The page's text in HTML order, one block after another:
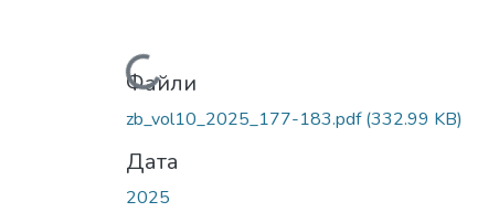
Вантажиться...
Файли
zb_vol10_2025_177-183.pdf(332.99 KB)
Дата
2025